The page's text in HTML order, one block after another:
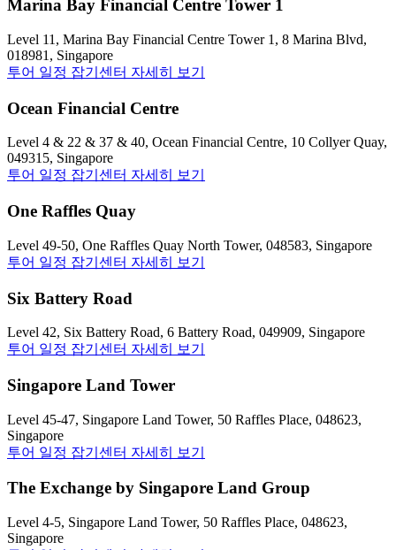
Marina Bay Financial Centre Tower 1
Level 11, Marina Bay Financial Centre Tower 1, 8 Marina Blvd,
018981, Singapore
투어 일정 잡기 센터 자세히 보기
Ocean Financial Centre
Level 4 & 22 & 37 & 40, Ocean Financial Centre, 10 Collyer Quay,
049315, Singapore
투어 일정 잡기 센터 자세히 보기
One Raffles Quay
Level 49-50, One Raffles Quay North Tower, 048583, Singapore
투어 일정 잡기 센터 자세히 보기
Six Battery Road
Level 42, Six Battery Road, 6 Battery Road, 049909, Singapore
투어 일정 잡기 센터 자세히 보기
Singapore Land Tower
Level 45-47, Singapore Land Tower, 50 Raffles Place, 048623,
Singapore
투어 일정 잡기 센터 자세히 보기
The Exchange by Singapore Land Group
Level 4-5, Singapore Land Tower, 50 Raffles Place, 048623,
Singapore